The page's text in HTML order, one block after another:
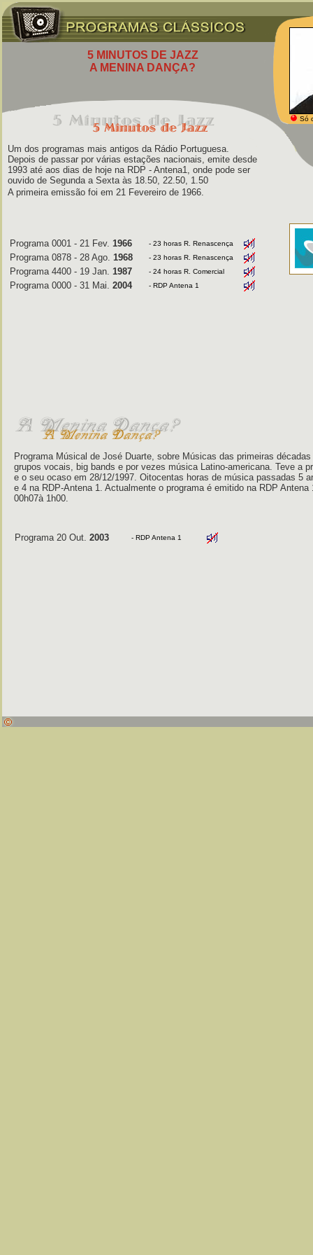
5 MINUTOS DE JAZZ
A MENINA DANÇA?
Só
Um dos programas mais antigos da Rádio Portuguesa.
Depois de passar por várias estações nacionais, emite desde
1993 até aos dias de hoje na RDP - Antena1, onde pode ser
ouvido de Segunda a Sexta às 18.50, 22.50, 1.50
A primeira emissão foi em 21 Fevereiro de 1966.
Programa 0001 - 21 Fev. 1966 - 23 horas R. Renascença
Programa 0878 - 28 Ago. 1968 - 23 horas R. Renascença
Programa 4400 - 19 Jan. 1987 - 24 horas R. Comercial
Programa 0000 - 31 Mai. 2004 - RDP Antena 1
Programa Músical de José Duarte, sobre Músicas das primeiras
grupos vocais, big bands e por vezes música Latino-americana. Teve a
e o seu ocaso em 28/12/1997. Oitocentas horas de música passadas 5
e 4 na RDP-Antena 1. Actualmente o programa é emitido na RDP Antena
00h07à 1h00.
Programa 20 Out. 2003 - RDP Antena 1